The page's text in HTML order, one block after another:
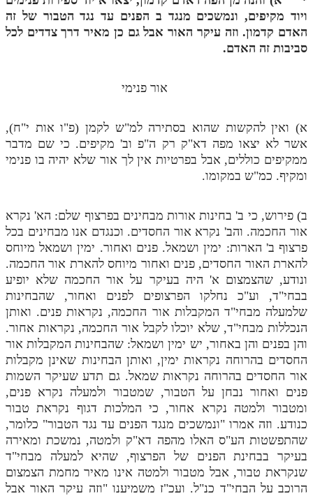
תלמוד עשר הספירות חלק ט
תלמוד עשר הספירות חלק י
תלמוד עשר הספירות חלק יג
תלמוד עשר הספירות חלק יד
תלמוד עשר הספירות חלק טו
בית שער הכוונות
אודות האתר
אודות האתר
בעל הסולם
אתר הבית
דף היומי בזוהר הקדוש
ויוד מקיפים, ונמשכים מנגד ב הפנים עד נגד הטבור של זה
האדם קדמון. וזה עיקר האור אבל גם כן מאיר דרך צדדים לכל
סביבות זה האדם.
אור פנימי
א) ואין להקשות שהוא בסתירה למ"ש לקמן (פ"ו אות י"ח),
אשר לא יצאו מפה דא"ק רק ה"פ וב' מקיפים. כי שם מדבר
ממקיפים כוללים, אבל בפרטיות אין לך אור שלא יהיה בו פנימי
ומקיף. כמ"ש במקומו.
ב) פירוש, כי ב' בחינות אורות מבחינים בפרצוף שלם: הא' נקרא
אור החכמה. והב' נקרא אור החסדים. וכנגדם אנו מבחינים בכל
פרצוף ב' הארות: ימין ושמאל. פנים ואחור. ימין ושמאל מיוחס
להארת האור החסדים, פנים ואחור מיוחס להארת אור החכמה.
ונודע, שהצמצום א' היה בעיקר על אור החכמה שלא יופיע
בבחי"ד, וע"כ נחלקו הפרצופים לפנים ואחור, שהבחינות
שלמעלה מבחי"ד המקבלות אור החכמה, נקראות פנים. ואותן
הנכללות מבחי"ד, שלא יוכלו לקבל אור החכמה, נקראות אחור.
והן בפנים והן באחור, יש ימין ושמאל: שהבחינות המקבלות אור
החסדים בהרוחה נקראות ימין, ואותן הבחינות שאינן מקבלות
אור החסדים בהרוחה נקראות שמאל. גם תדע שעיקר השמות
פנים ואחור נבחן על הטבור, שמטבור ולמעלה נקרא פנים,
ומטבור ולמטה נקרא אחור, כי המלכות דגוף נקראת טבור
כנודע. וזה אמרו "ונמשכים מנגד הפנים עד נגד הטבור" כלומר,
שהתפשטות הע"ס האלו מהפה דא"ק ולמטה, נמשכת ומאירה
בעיקר בבחינת הפנים של הפרצוף, שהיא למעלה מבחי"ד
שנקראת טבור, אבל מטבור ולמטה אינו מאיר מחמת הצמצום
הרוכב על הבחי"ד כנ"ל. ועכ"ז משמיענו "וזה עיקר האור אבל